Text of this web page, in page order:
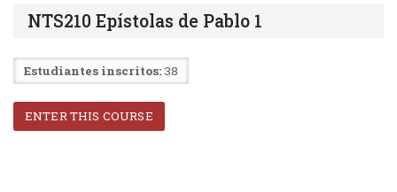
NTS210 Epístolas de Pablo 1
Estudiantes inscritos: 38
ENTER THIS COURSE